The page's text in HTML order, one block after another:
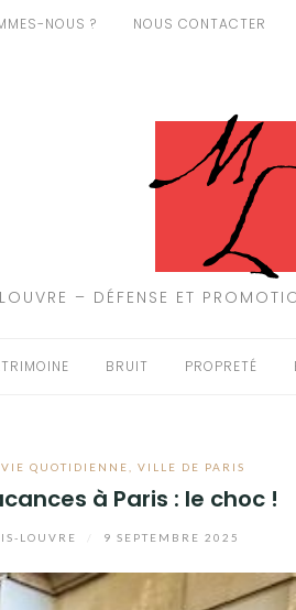
NOUS ? NOUS CONTACTER
– DÉFENSE ET
BRUIT PROPRETÉ
VIE QUOTIDIENNE VILLE DE PARIS
à Paris : le choc !
LOUVRE 9 SEPTEMBRE 2025